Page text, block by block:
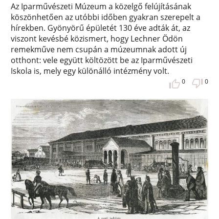
Az Iparművészeti Múzeum a közelgő felújításának
köszönhetően az utóbbi időben gyakran szerepelt a
hírekben. Gyönyörű épületét 130 éve adták át, az
viszont kevésbé közismert, hogy Lechner Ödön
remekműve nem csupán a múzeumnak adott új
otthont: vele együtt költözött be az Iparművészeti
Iskola is, mely egy különálló intézmény volt.
0 0